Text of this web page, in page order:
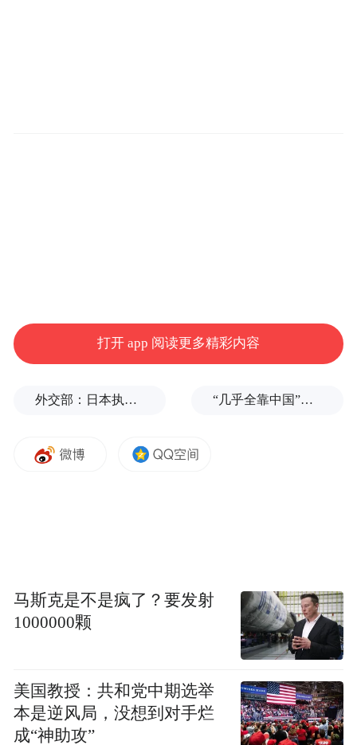
顺利回归生活。
席小华在后台接受凤凰网公益专访时表示，
近年来，未成年人违法犯罪形势依然严峻，
势，另一方面被侵害的未成年人数量也不断
社会综合治理，需要各方共同发力。“从社会
工作者的角度来看，首先需要专业力量介
长期地为这些孩子提供服务。”
打开 app 阅读更多精彩内容
外交部：日本执政当局应倾听民众呼声，停止在核问题上玩火 “几乎全靠中国”，印度盯上光伏产业链关键一环
马斯克是不是疯了？要发射
1000000颗
美国教授：共和党中期选举
本是逆风局，没想到对手烂
成“神助攻”